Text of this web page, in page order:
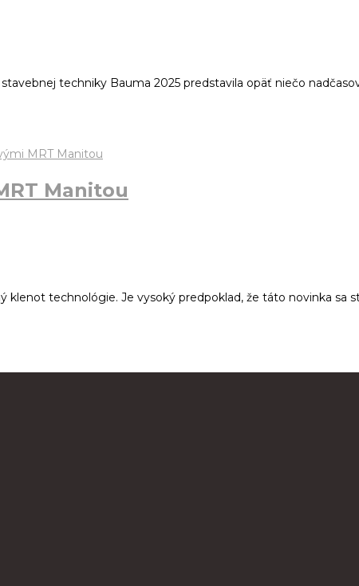
techniky Bauma 2025 predstavila opäť niečo
Manitou
technológie. Je vysoký predpoklad, že táto novinka